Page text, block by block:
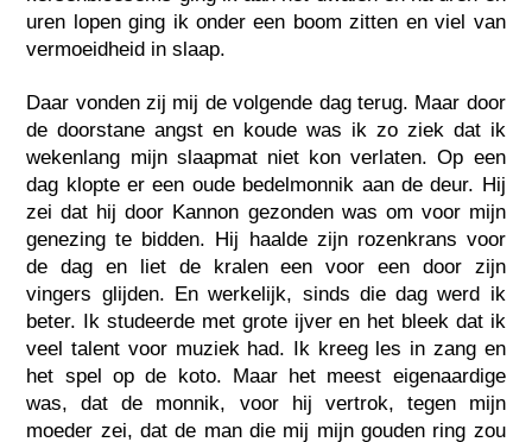
uren lopen ging ik onder een boom zitten en viel van
vermoeidheid in slaap.
Daar vonden zij mij de volgende dag terug. Maar door
de doorstane angst en koude was ik zo ziek dat ik
wekenlang mijn slaapmat niet kon verlaten. Op een
dag klopte er een oude bedelmonnik aan de deur. Hij
zei dat hij door Kannon gezonden was om voor mijn
genezing te bidden. Hij haalde zijn rozenkrans voor
de dag en liet de kralen een voor een door zijn
vingers glijden. En werkelijk, sinds die dag werd ik
beter. Ik studeerde met grote ijver en het bleek dat ik
veel talent voor muziek had. Ik kreeg les in zang en
het spel op de koto. Maar het meest eigenaardige
was, dat de monnik, voor hij vertrok, tegen mijn
moeder zei, dat de man die mij mijn gouden ring zou